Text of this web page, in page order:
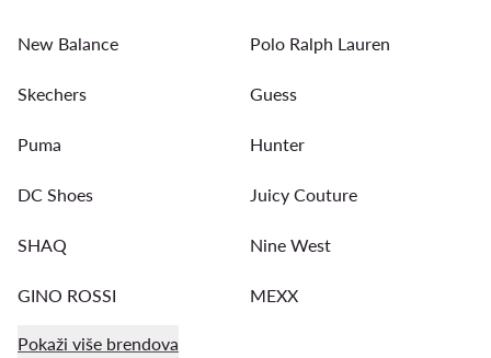
New Balance Polo Ralph Lauren
Skechers Guess
Puma Hunter
DC Shoes Juicy Couture
SHAQ Nine West
GINO ROSSI MEXX
Pokaži više brendova